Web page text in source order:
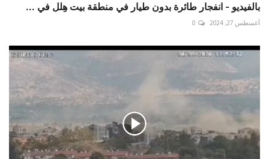
بالفيديو - انفجار طائرة بدون طيار في منطقة بيت هِلل في ...
أغسطس 27, 2024 0